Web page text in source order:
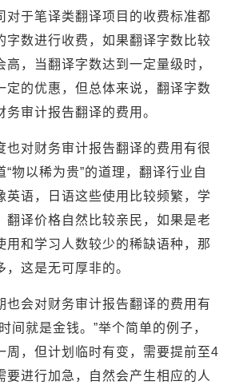
对于笔译类翻译项目的收费标准都
字数进行收费，如果翻译字数比较
高，当翻译字数达到一定量级时，
定的优惠，但总体来说，翻译字数
审计报告翻译的费用。
也对财务审计报告翻译的费用有很
物以稀为贵”的道理，翻译行业自
英语，日语这些使用比较频繁，学
翻译价格自然比较亲民，如果是老
用和学习人数较少的稀缺语种，那
这是无可厚非的。
也会对财务审计报告翻译的费用有
间就是金钱。”举个简单的例子，
周，但计划临时有变，需要提前至4
要进行加急，自然会产生相应的人